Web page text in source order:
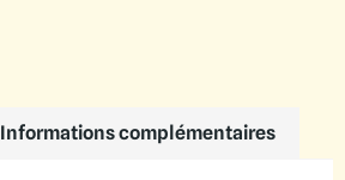
Informations complémentaires